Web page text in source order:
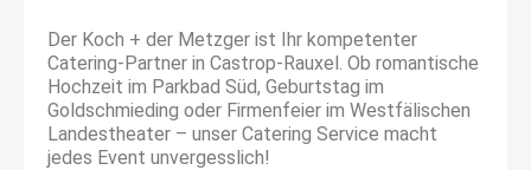
Der Koch + der Metzger ist Ihr kompetenter
Catering-Partner in Castrop-Rauxel. Ob romantische
Hochzeit im Parkbad Süd, Geburtstag im
Goldschmieding oder Firmenfeier im Westfälischen
Landestheater – unser Catering Service macht
jedes Event unvergesslich!